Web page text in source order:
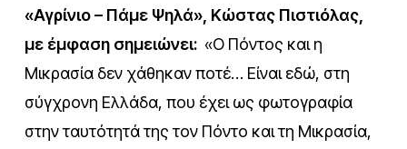
«Αγρίνιο – Πάμε Ψηλά», Κώστας Πιστιόλας,
με έμφαση σημειώνει:«Ο Πόντος και η
Μικρασία δεν χάθηκαν ποτέ… Είναι εδώ, στη
σύγχρονη Ελλάδα, που έχει ως φωτογραφία
στην ταυτότητά της τον Πόντο και τη Μικρασία,